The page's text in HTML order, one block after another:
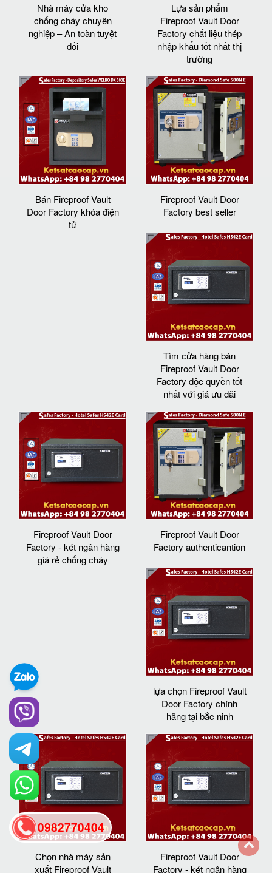
Nhà máy cửa kho
chống cháy chuyên
nghiệp – An toàn tuyệt
đối
Lựa sản phẩm
Fireproof Vault Door
Factory chất liệu thép
nhập khẩu tốt nhất thị
trường
Bán Fireproof Vault
Door Factory khóa điện
tử
Fireproof Vault Door
Factory best seller
Tìm cửa hàng bán
Fireproof Vault Door
Factory độc quyền tốt
nhất với giá ưu đãi
Fireproof Vault Door
Factory - két ngân hàng
giá rẻ chống cháy
Fireproof Vault Door
Factory authenticantion
lựa chọn Fireproof Vault
Door Factory chính
hãng tại bắc ninh
Chọn nhà máy sản
xuất Fireproof Vault
Fireproof Vault Door
Factory - két ngân hàng
0982770404